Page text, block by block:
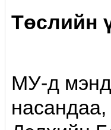
Төслийн
МУ-д
насандаа,